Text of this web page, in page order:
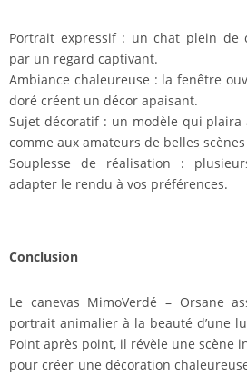
Portrait expressif : un chat plein de
par un regard captivant.
Ambiance chaleureuse : la fenêtre
doré créent un décor apaisant.
Sujet décoratif : un modèle qui plaira
comme aux amateurs de belles
Souplesse de réalisation :
adapter le rendu à vos préférences.
Conclusion
Le canevas MimoVerdé – Orsane
portrait animalier à la beauté d’une
Point après point, il révèle une scène
pour créer une décoration